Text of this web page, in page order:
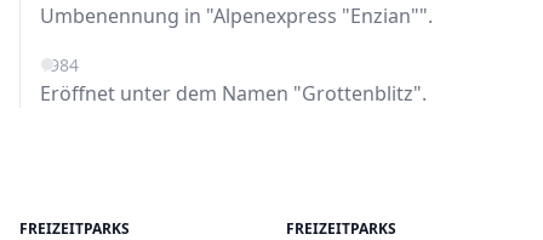
Umbenennung in "Alpenexpress "Enzian"".
1984
Eröffnet unter dem Namen "Grottenblitz".
FREIZEITPARKS FREIZEITPARKS